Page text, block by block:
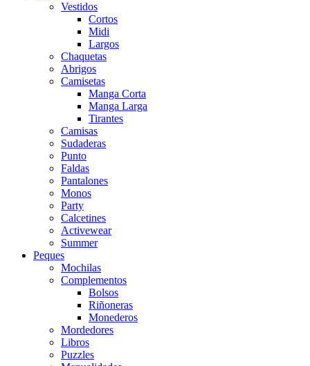
Vestidos
Cortos
Midi
Largos
Chaquetas
Abrigos
Camisetas
Manga Corta
Manga Larga
Tirantes
Camisas
Sudaderas
Punto
Faldas
Pantalones
Monos
Party
Calcetines
Activewear
Summer
Peques
Mochilas
Complementos
Bolsos
Riñoneras
Monederos
Mordedores
Libros
Puzzles